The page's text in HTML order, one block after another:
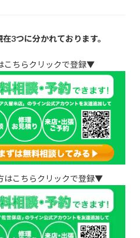
3つに分かれております。
こちらクリックで登録▼
はこちらクリックで登録▼